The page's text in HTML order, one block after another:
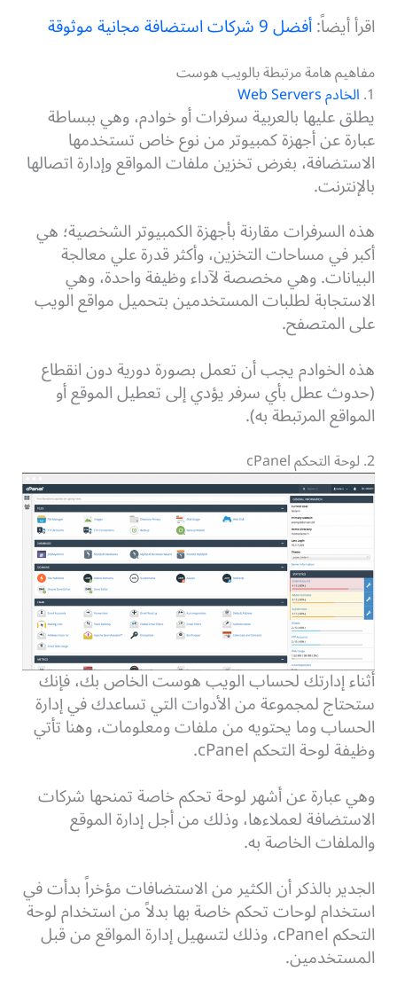
اقرأ أيضاً:أفضل 9 شركات استضافة مجانية موثوقة
مفاهيم هامة مرتبطة بالويب هوست
1. الخادم Web Servers
يطلق عليها بالعربية سرفرات أو خوادم، وهي ببساطة
عبارة عن أجهزة كمبيوتر من نوع خاص تستخدمها
الاستضافة، بغرض تخزين ملفات المواقع وإدارة اتصالها
بالإنترنت.
هذه السرفرات مقارنة بأجهزة الكمبيوتر الشخصية؛ هي
أكبر في مساحات التخزين، وأكثر قدرة علي معالجة
البيانات. وهي مخصصة لآداء وظيفة واحدة، وهي
الاستجابة لطلبات المستخدمين بتحميل مواقع الويب
على المتصفح.
هذه الخوادم يجب أن تعمل بصورة دورية دون انقطاع
(حدوث عطل بأي سرفر يؤدي إلى تعطيل الموقع أو
المواقع المرتبطة به).
2. لوحة التحكم cPanel
أثناء إدارتك لحساب الويب هوست الخاص بك، فإنك
ستحتاج لمجموعة من الأدوات التي تساعدك في إدارة
الحساب وما يحتويه من ملفات ومعلومات، وهنا تأتي
وظيفة لوحة التحكم cPanel.
وهي عبارة عن أشهر لوحة تحكم خاصة تمنحها شركات
الاستضافة لعملاءها، وذلك من أجل إدارة الموقع
والملفات الخاصة به.
الجدير بالذكر أن الكثير من الاستضافات مؤخراً بدأت في
استخدام لوحات تحكم خاصة بها بدلاً من استخدام لوحة
التحكم cPanel، وذلك لتسهيل إدارة المواقع من قبل
المستخدمين.